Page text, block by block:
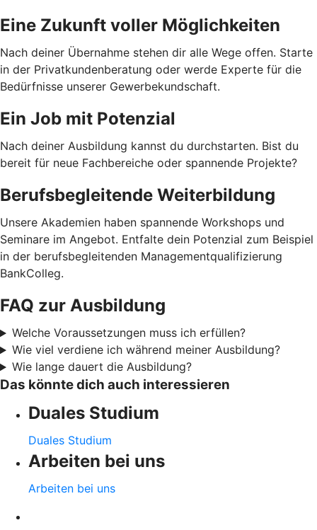
Eine Zukunft voller Möglichkeiten
Nach deiner Übernahme stehen dir alle Wege offen. Starte
in der Privatkundenberatung oder werde Experte für die
Bedürfnisse unserer Gewerbekundschaft.
Ein Job mit Potenzial
Nach deiner Ausbildung kannst du durchstarten. Bist du
bereit für neue Fachbereiche oder spannende Projekte?
Berufsbegleitende Weiterbildung
Unsere Akademien haben spannende Workshops und
Seminare im Angebot. Entfalte dein Potenzial zum Beispiel
in der berufsbegleitenden Managementqualifizierung
BankColleg.
FAQ zur Ausbildung
Welche Voraussetzungen muss ich erfüllen?
Wie viel verdiene ich während meiner Ausbildung?
Wie lange dauert die Ausbildung?
Das könnte dich auch interessieren
Duales Studium
Duales Studium
Arbeiten bei uns
Arbeiten bei uns